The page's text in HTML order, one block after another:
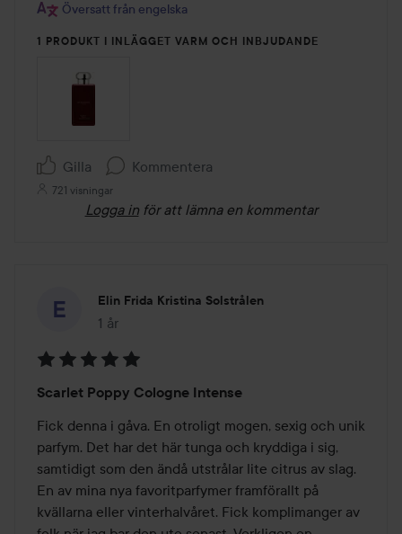
Översatt från engelska
1 PRODUKT I INLÄGGET VARM OCH INBJUDANDE
Gilla Kommentera
721 visningar
Logga in för att lämna en kommentar
Elin Frida Kristina Solstrålen
1 år
Inlägget skapades 1 år
5
av
5
Scarlet Poppy Cologne Intense
Fick denna i gåva. En otroligt mogen, sexig och unik
parfym. Det har det här tunga och kryddiga i sig,
samtidigt som den ändå utstrålar lite citrus av slag.
En av mina nya favoritparfymer framförallt på
kvällarna eller vinterhalvåret. Fick komplimanger av